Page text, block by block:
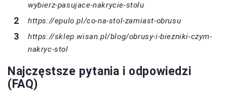
wybierz-pasujace-nakrycie-stolu
https://epulo.pl/co-na-stol-zamiast-obrusu
https://sklep.wisan.pl/blog/obrusy-i-biezniki-czym-
nakryc-stol
Najczęstsze pytania i odpowiedzi
(FAQ)